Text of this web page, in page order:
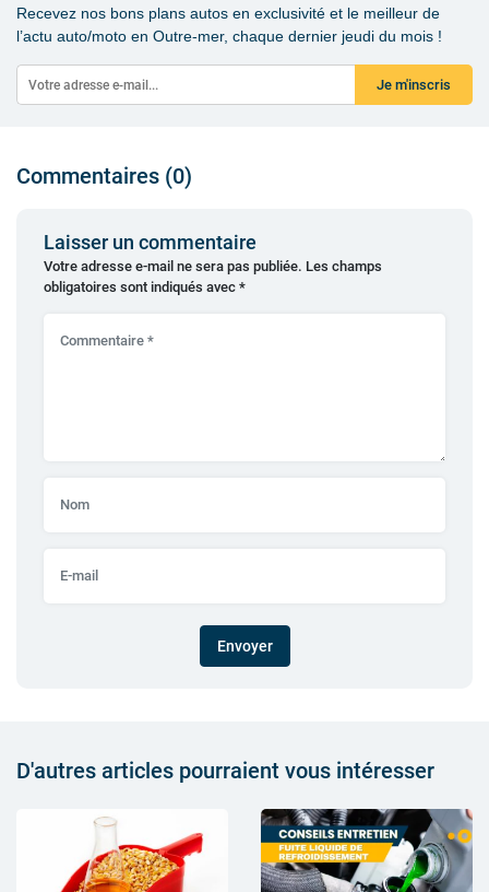
Recevez nos bons plans autos en exclusivité et le meilleur de
l’actu auto/moto en Outre-mer, chaque dernier jeudi du mois !
Je m'inscris
Commentaires (0)
Laisser un commentaire
Votre adresse e-mail ne sera pas publiée. Les champs
obligatoires sont indiqués avec *
Envoyer
D'autres articles pourraient vous intéresser